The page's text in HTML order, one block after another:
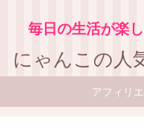
毎日の生活が楽
にゃんこの人
アフィリ